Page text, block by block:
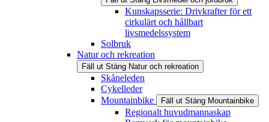
Kunskapsserie: Drivkrafter för ett
cirkulärt och hållbart
livsmedelssystem
Solbruk
Natur och rekreation
Fäll ut Stäng Natur och rekreation
Skåneleden
Cykelleder
Mountainbike
Fäll ut Stäng Mountainbike
Regionalt huvudmannaskap